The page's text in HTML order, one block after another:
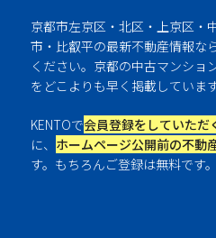
京都市左京区・北区・上京区・
市・比叡平の最新不動産情報な
ください。京都の中古マンショ
をどこよりも早く掲載しています
KENTOで会員登録をしていただ
に、 ホームページ公開前の不動
す。もちろんご登録は無料です